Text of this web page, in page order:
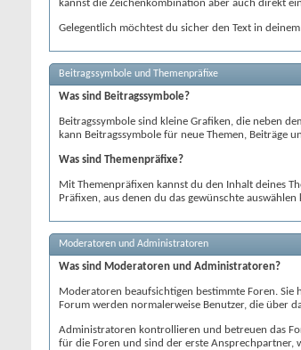
kannst die Zeichenkombination aber auch direkt
Gelegentlich möchtest du sicher den Text in
Beitragssymbole und Themenpräfixe
Was sind Beitragssymbole?
Beitragssymbole sind kleine Grafiken, die neben
kann Beitragssymbole für neue Themen, Beiträge
Was sind Themenpräfixe?
Mit Themenpräfixen kannst du den Inhalt deines
Präfixen, aus denen du das gewünschte auswählen
Moderatoren und Administratoren
Was sind Moderatoren und Administratoren?
Moderatoren beaufsichtigen bestimmte Foren.
Forum werden normalerweise Benutzer, die über
Administratoren kontrollieren und betreuen das
für die Foren und sind der erste Ansprechpartner,